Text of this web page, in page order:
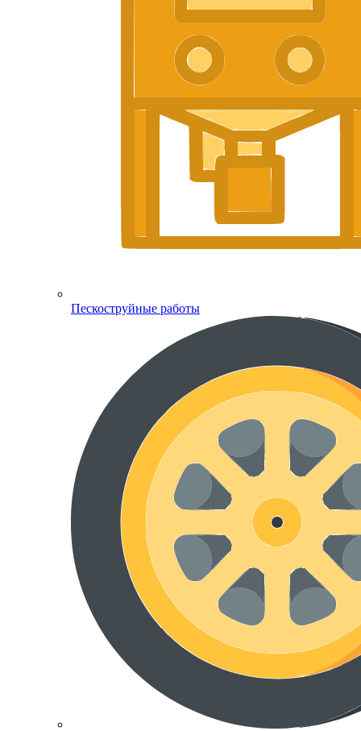
Пескоструйные работы